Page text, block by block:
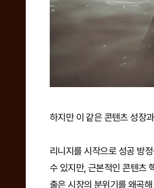
하지만 이 같은 콘텐츠 성장
리니지를 시작으로 성공 방
수 있지만, 근본적인 콘텐츠
출은 시장의 분위기를 왜곡